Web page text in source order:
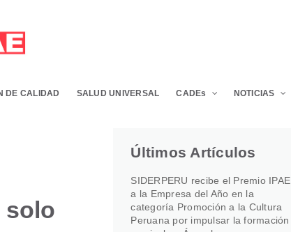
DE CALIDAD SALUD UNIVERSAL CADEs NOTICIAS
solo
Últimos Artículos
SIDERPERU recibe el Premio IPAE
a la Empresa del Año en la
categoría Promoción a la Cultura
Peruana por impulsar la formación